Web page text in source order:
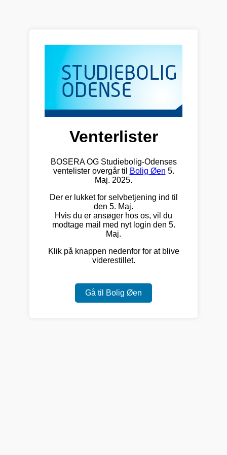
Venterlister
BOSERA OG Studiebolig-Odenses
ventelister overgår til
Bolig Øen 5.
Maj. 2025.
Der er lukket for selvbetjening ind til
den 5. Maj.
Hvis du er ansøger hos os, vil du
modtage mail med nyt login den 5.
Maj.
Klik på knappen nedenfor for at blive
viderestillet.
Gå til Bolig Øen